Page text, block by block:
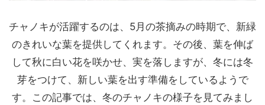
チャノキが活躍するのは、5月の茶摘みの時期で、新緑
のきれいな葉を提供してくれます。その後、葉を伸ば
して秋に白い花を咲かせ、実を落しますが、冬には冬
芽をつけて、新しい葉を出す準備をしているようで
す。この記事では、冬のチャノキの様子を見てみまし